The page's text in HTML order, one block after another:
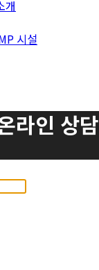
개
시설
라인 상담